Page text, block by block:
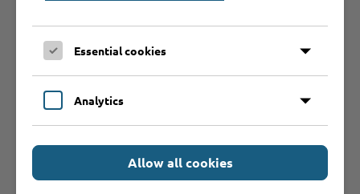
Hilfe & Kontakt:
Essential cookies
Analytics
Allow all cookies